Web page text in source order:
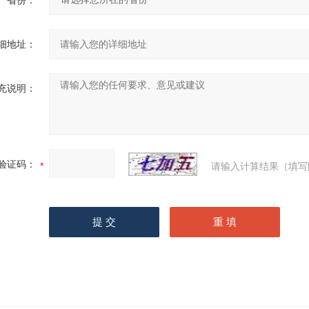
地址：
说明：
证码： 请输入计算结果（填